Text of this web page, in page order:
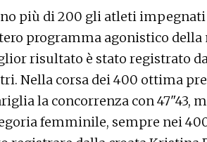
più di 200 gli atleti
programma agonistico
risultato è stato registrato
Nella corsa dei 400 ottima
la concorrenza con 47"43,
femminile, sempre nei